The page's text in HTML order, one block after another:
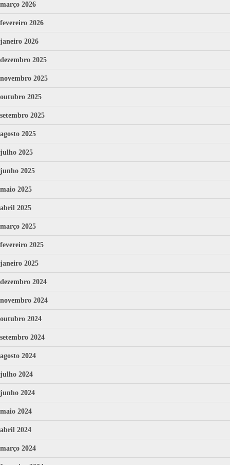
março 2026
fevereiro 2026
janeiro 2026
dezembro 2025
novembro 2025
outubro 2025
setembro 2025
agosto 2025
julho 2025
junho 2025
maio 2025
abril 2025
março 2025
fevereiro 2025
janeiro 2025
dezembro 2024
novembro 2024
outubro 2024
setembro 2024
agosto 2024
julho 2024
junho 2024
maio 2024
abril 2024
março 2024